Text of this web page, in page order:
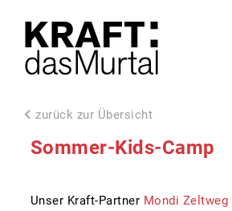
zurück zur Übersicht
Sommer-Kids-Camp
Unser Kraft-Partner Mondi Zeltweg